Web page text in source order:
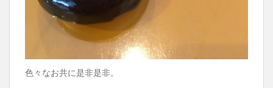
色々なお共に是非是非。